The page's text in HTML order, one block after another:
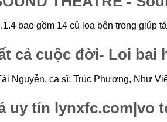
bao gồm 14 củ loa bên trong giúp
cả cuộc đời- Loi bai
Nguyễn, ca sĩ: Trúc Phương, Như
uy tín lynxfc.com|vo